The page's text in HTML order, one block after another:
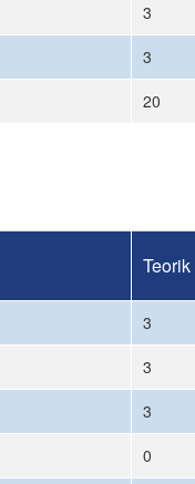
3
3
20
Teorik
3
3
3
0